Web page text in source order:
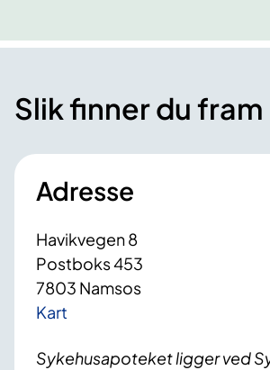
Slik finner du fram
Adresse
Havikvegen 8
Postboks 453
7803 Namsos
Kart
Sykehusapoteket ligger ved